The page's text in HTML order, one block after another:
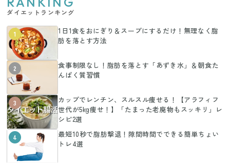
ダイエットランキング
1
1日1食をおにぎり＆スープにするだけ！無理なく脂
肪を落とす方法
2
食事制限なし！脂肪を落とす「あずき水」＆朝食た
んぱく質習慣
3
カップでレンチン、スルスル痩せる！【アラフィフ
世代が5kg痩せ！】「たまった老廃物もスッキリ」レ
シピ2選
4
最短10秒で脂肪撃退！隙間時間でできる簡単ちょい
トレ4選